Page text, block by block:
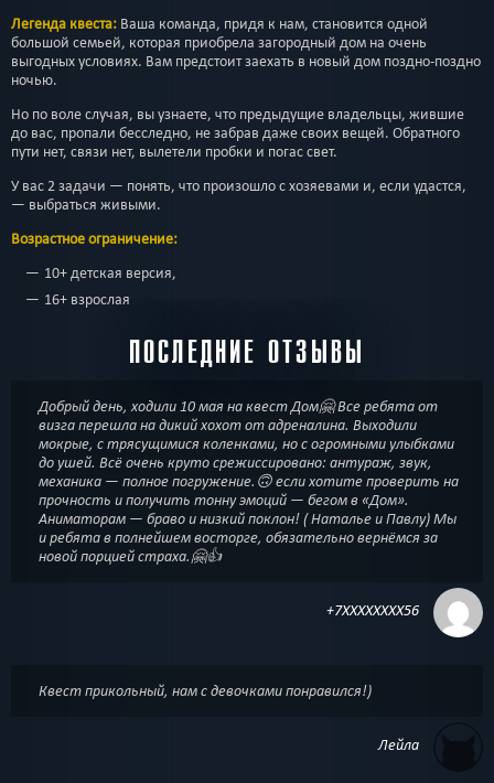
Легенда квеста: Ваша команда, придя к нам, становится одной
большой семьей, которая приобрела загородный дом на очень
выгодных условиях. Вам предстоит заехать в новый дом поздно-поздно
ночью.
Но по воле случая, вы узнаете, что предыдущие владельцы, жившие
до вас, пропали бесследно, не забрав даже своих вещей. Обратного
пути нет, связи нет, вылетели пробки и погас свет.
У вас 2 задачи — понять, что произошло с хозяевами и, если удастся,
— выбраться живыми.
Возрастное ограничение:
10+ детская версия,
16+ взрослая
ПОСЛЕДНИЕ ОТЗЫВЫ
Добрый день, ходили 10 мая на квест Дом🤗 Все ребята от
визга перешла на дикий хохот от адреналина. Выходили
мокрые, с трясущимися коленками, но с огромными улыбками
до ушей. Всё очень круто срежиссировано: антураж, звук,
механика — полное погружение.🙃 если хотите проверить на
прочность и получить тонну эмоций — бегом в «Дом».
Аниматорам — браво и низкий поклон! ( Наталье и Павлу) Мы
и ребята в полнейшем восторге, обязательно вернёмся за
новой порцией страха.🤗👍
+7XXXXXXXX56
Квест прикольный, нам с девочками понравился!)
Лейла